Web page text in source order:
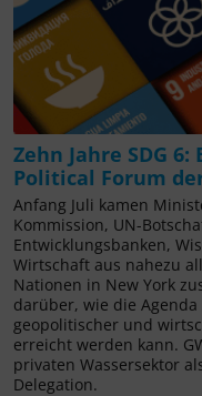
Zehn Jahre SDG
Political Forum
Anfang Juli kamen
Kommission, UN-
Entwicklungsbanken,
Wirtschaft aus nahezu
Nationen in New York
darüber, wie die
geopolitischer und
erreicht werden kann.
privaten Wassersektor
Delegation.